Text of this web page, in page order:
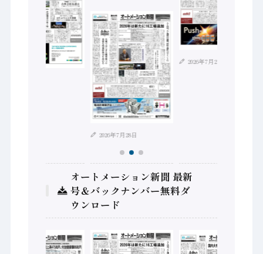
2026年7月28日
2026年7月21日
オートメーション新聞 最新
号＆バックナンバー無料ダ
ウンロード